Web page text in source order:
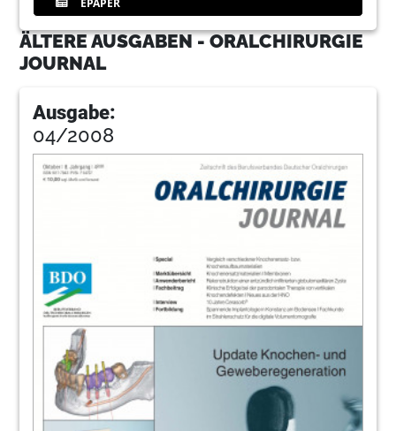
ÄLTERE AUSGABEN - ORALCHIRURGIE
JOURNAL
Ausgabe:
04/2008